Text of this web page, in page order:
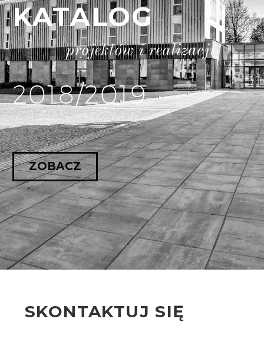
KATALOG
projektów i realizacji
2018/2019
ZOBACZ
SKONTAKTUJ SIĘ